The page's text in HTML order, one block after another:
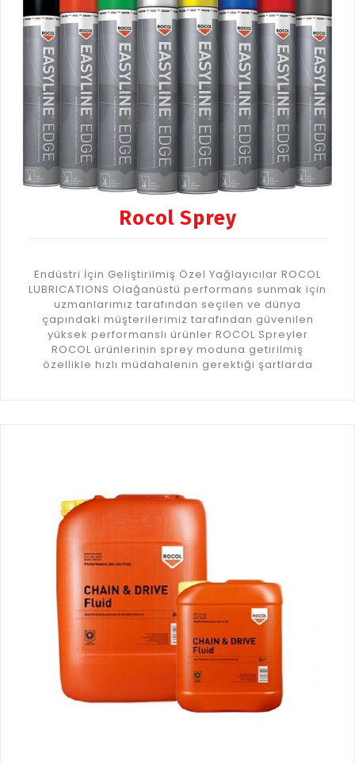
Rocol Sprey
Endüstri İçin Geliştirilmiş Özel Yağlayıcılar ROCOL
LUBRICATIONS Olağanüstü performans sunmak için
uzmanlarımız tarafından seçilen ve dünya
çapındaki müşterilerimiz tarafından güvenilen
yüksek performanslı ürünler ROCOL Spreyler
ROCOL ürünlerinin sprey moduna getirilmiş
özellikle hızlı müdahalenin gerektiği şartlarda